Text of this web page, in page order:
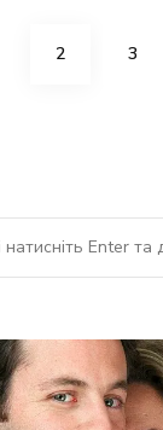
СТОРІНКУ
2 3